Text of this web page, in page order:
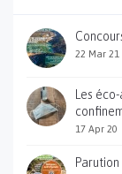
22 Mar 21
Les
17 Apr 20